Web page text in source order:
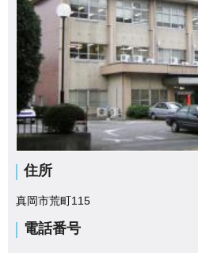
住所
真岡市荒町115
電話番号